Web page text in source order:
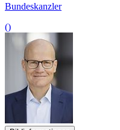
Bundeskanzler
()